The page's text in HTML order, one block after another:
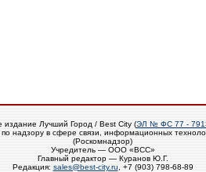
издание Лучший Город / Best City (ЭЛ № ФС 77 -
надзору в сфере связи, информационных
(Роскомнадзор)
Учредитель — ООО «ВСС»
Главный редактор — Куранов Ю.Г.
Редакция: sales@best-city.ru , +7 (903) 798-68-89